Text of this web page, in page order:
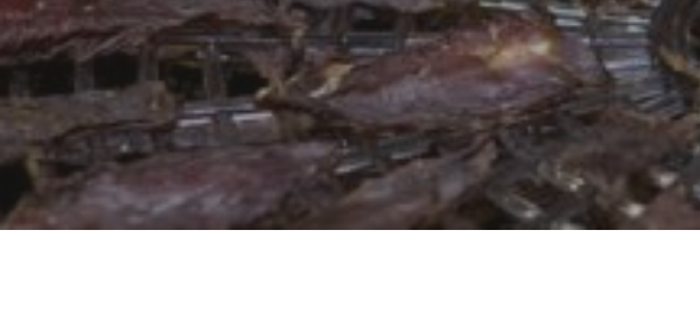
REZEPT RIND- & KALBSFLEISCH